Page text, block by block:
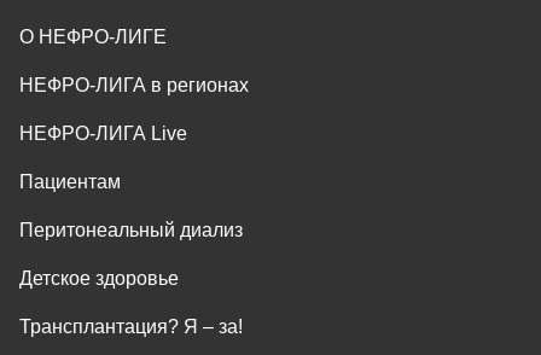
О НЕФРО-ЛИГЕ
НЕФРО-ЛИГА в регионах
НЕФРО-ЛИГА Live
Пациентам
Перитонеальный диализ
Детское здоровье
Трансплантация? Я ‒ за!